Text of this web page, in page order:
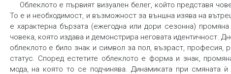
Облеклото е първият визуален белег, който представя
То е и необходимост, и възможност за външна изява на
е характерна бързата (ежегодна или дори сезонна)
човека, която издава и демонстрира неговата идентичност.
облеклото е било знак и символ за пол, възраст, професия,
статус. Според естетите облеклото е форма и знак,
мода, на която то се подчинява. Динамиката при смяната